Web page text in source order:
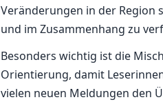
Veränderungen in der Region
und im Zusammenhang zu
Besonders wichtig ist die
Orientierung, damit
vielen neuen Meldungen den